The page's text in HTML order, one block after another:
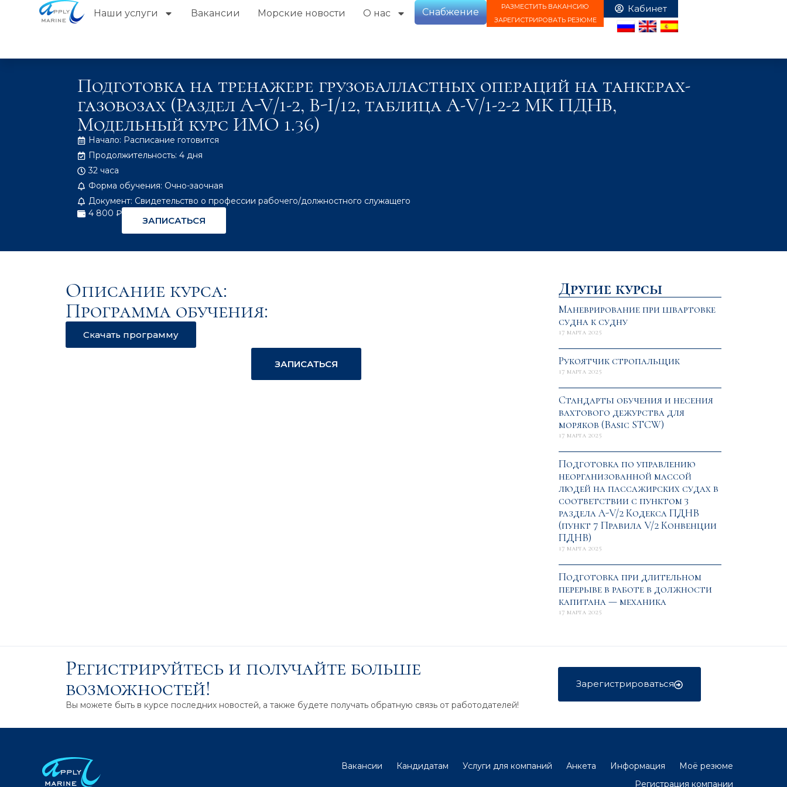
Наши услуги Вакансии Морские новости О нас Снабжение
РАЗМЕСТИТЬ ВАКАНСИЮ
ЗАРЕГИСТРИРОВАТЬ РЕЗЮМЕ
Подготовка на тренажере грузобалластных операций на танкерах-
газовозах (Раздел A-V/1-2, B-I/12, таблица А-V/1-2-2 МК ПДНВ,
Модельный курс ИМО 1.36)
Начало: Расписание готовится
Продолжительность: 4 дня
32 часа
Форма обучения: Очно-заочная
Документ: Свидетельство о профессии рабочего/должностного служащего
4 800 ₽
ЗАПИСАТЬСЯ
Описание курса:
Программа обучения:
Скачать программу
ЗАПИСАТЬСЯ
Другие курсы
Маневрирование при швартовке
судна к судну
17 марта 2025
Рукоятчик cтропальщик
17 марта 2025
Стандарты обучения и несения
вахтового дежурства для
моряков (Basic STCW)
17 марта 2025
Подготовка по управлению
неорганизованной массой
людей на пассажирских судах в
соответствии с пунктом 3
раздела A-V/2 Кодекса ПДНВ
(пункт 7 Правила V/2 Конвенции
ПДНВ)
17 марта 2025
Подготовка при длительном
перерыве в работе в должности
капитана — механика
17 марта 2025
Регистрируйтесь и получайте больше
возможностей!
Вы можете быть в курсе последних новостей, а также будете получать обратную связь от работодателей!
Зарегистрироваться
Вакансии Кандидатам Услуги для компаний Анкета Информация
Моё резюме
Регистрация компании